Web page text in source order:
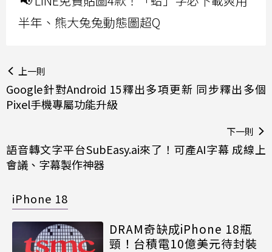
半年、熊大兔兔動態圖超Q
上一則
Google針對Android 15釋出多項更新 同步釋出多個
Pixel手機專屬功能升級
下一則
語音轉文字平台SubEasy.ai來了！可產AI字幕 成線上
會議、字幕製作神器
iPhone 18
DRAM奇缺成iPhone 18瓶
頸！台積電10億美元待封裝